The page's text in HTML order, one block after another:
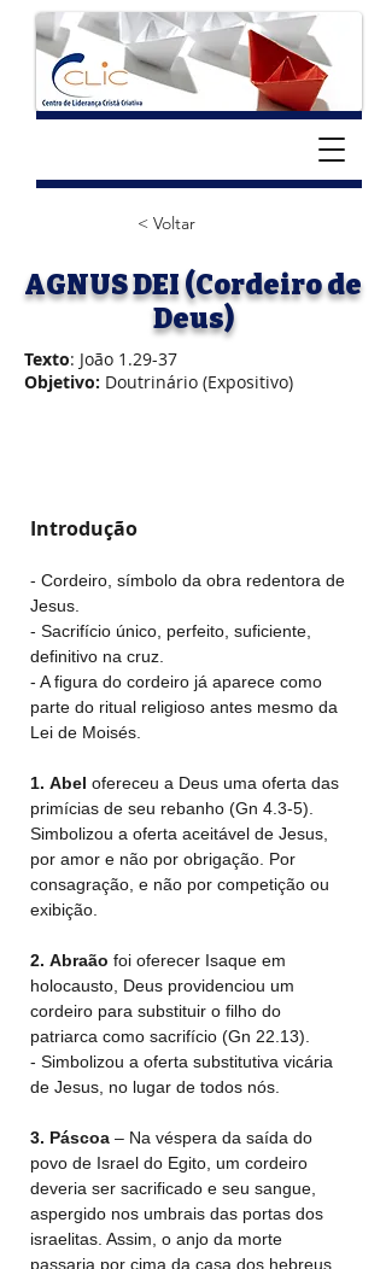
< Voltar
AGNUS DEI (Cordeiro de
Deus)
Texto: João 1.29-37
Objetivo: Doutrinário (Expositivo)
Introdução
- Cordeiro, símbolo da obra redentora de
Jesus.
- Sacrifício único, perfeito, suficiente,
definitivo na cruz.
- A figura do cordeiro já aparece como
parte do ritual religioso antes mesmo da
Lei de Moisés.
1. Abel ofereceu a Deus uma oferta das
primícias de seu rebanho (Gn 4.3-5).
Simbolizou a oferta aceitável de Jesus,
por amor e não por obrigação. Por
consagração, e não por competição ou
exibição.
2. Abraão foi oferecer Isaque em
holocausto, Deus providenciou um
cordeiro para substituir o filho do
patriarca como sacrifício (Gn 22.13).
- Simbolizou a oferta substitutiva vicária
de Jesus, no lugar de todos nós.
3. Páscoa – Na véspera da saída do
povo de Israel do Egito, um cordeiro
deveria ser sacrificado e seu sangue,
aspergido nos umbrais das portas dos
israelitas. Assim, o anjo da morte
passaria por cima da casa dos hebreus